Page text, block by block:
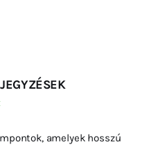
amelyek hosszú